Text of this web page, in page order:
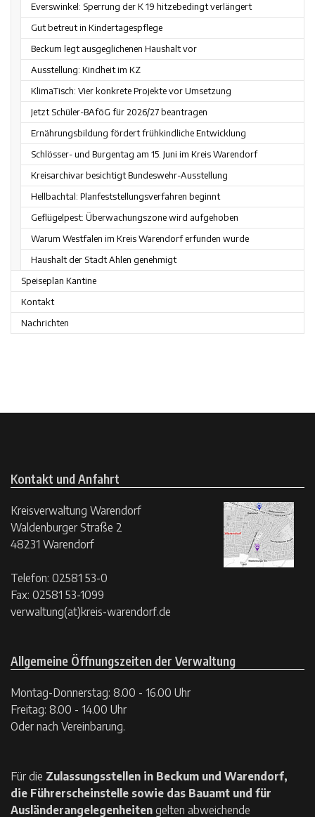
Everswinkel: Sperrung der K 19 hitzebedingt verlängert
Gut betreut in Kindertagespflege
Beckum legt ausgeglichenen Haushalt vor
Ausstellung: Kindheit im KZ
KlimaTisch: Vier konkrete Projekte vor Umsetzung
Jetzt Schüler-BAföG für 2026/27 beantragen
Ernährungsbildung fördert frühkindliche Entwicklung
Schlösser- und Burgentag am 15. Juni im Kreis Warendorf
Kreisarchivar besichtigt Bundeswehr-Ausstellung
Hellbachtal: Planfeststellungsverfahren beginnt
Geflügelpest: Überwachungszone wird aufgehoben
Warum Westfalen im Kreis Warendorf erfunden wurde
Haushalt der Stadt Ahlen genehmigt
Speiseplan Kantine
Kontakt
Nachrichten
Kontakt und Anfahrt
Kreisverwaltung Warendorf
Waldenburger Straße 2
48231 Warendorf
Telefon: 02581 53-0
Fax: 02581 53-1099
verwaltung(at)kreis-warendorf.de
Allgemeine Öffnungszeiten der Verwaltung
Montag-Donnerstag: 8.00 - 16.00 Uhr
Freitag: 8.00 - 14.00 Uhr
Oder nach Vereinbarung.
Für die Zulassungsstellen in Beckum und Warendorf,
die Führerscheinstelle sowie das Bauamt und für
Ausländerangelegenheiten gelten abweichende